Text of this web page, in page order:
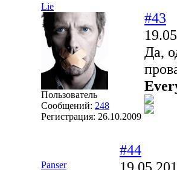
Lie
Пользователь
Сообщений: 248
Регистрация: 26.10.2009
#43
Да,
Panser
#44